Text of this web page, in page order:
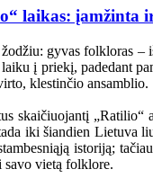
laikas: įamžinta
gyvas folkloras –
į priekį, padedant
klestinčio ansamblio.
skaičiuojantį
iki šiandien Lietuva
istoriją;
savo vietą folklore.